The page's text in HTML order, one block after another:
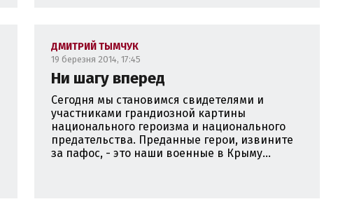
ДМИТРИЙ ТЫМЧУК
19 березня 2014, 17:45
Ни шагу вперед
Сегодня мы становимся свидетелями и
участниками грандиозной картины
национального героизма и национального
предательства. Преданные герои, извините
за пафос, - это наши военные в Крыму...